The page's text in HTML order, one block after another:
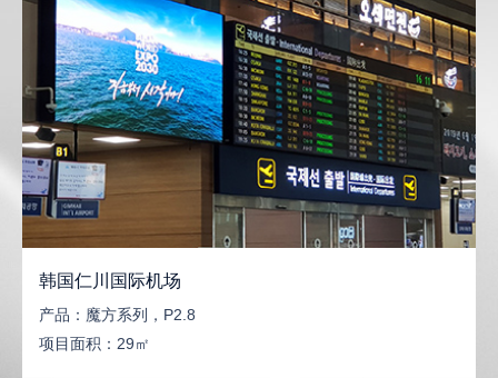
韩国仁川国际机场
产品： 魔方系列，P2.8
项目面积： 29㎡